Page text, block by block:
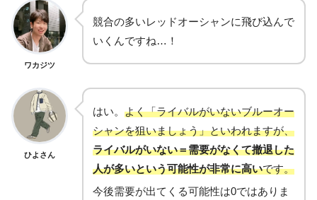
ワカジツ
競合の多いレッドオーシャンに飛び込んで
いくんですね…！
ひよさん
はい。 よく「ライバルがいないブルーオー
シャンを狙いましょう」といわれますが、
ライバルがいない＝需要がなくて撤退した
人が多いという可能性が非常に高いです。
今後需要が出てくる可能性は0ではありま